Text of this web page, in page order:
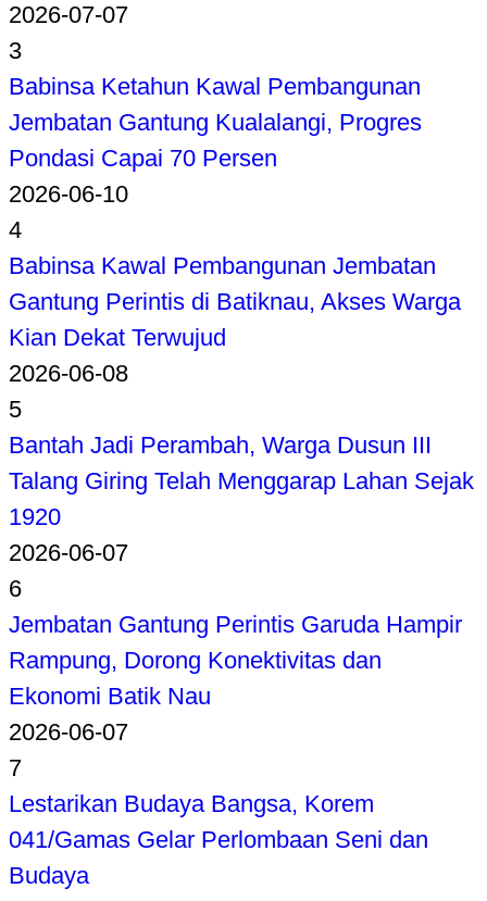
2026-07-07
3
Babinsa Ketahun Kawal Pembangunan
Jembatan Gantung Kualalangi, Progres
Pondasi Capai 70 Persen
2026-06-10
4
Babinsa Kawal Pembangunan Jembatan
Gantung Perintis di Batiknau, Akses Warga
Kian Dekat Terwujud
2026-06-08
5
Bantah Jadi Perambah, Warga Dusun III
Talang Giring Telah Menggarap Lahan Sejak
1920
2026-06-07
6
Jembatan Gantung Perintis Garuda Hampir
Rampung, Dorong Konektivitas dan
Ekonomi Batik Nau
2026-06-07
7
Lestarikan Budaya Bangsa, Korem
041/Gamas Gelar Perlombaan Seni dan
Budaya